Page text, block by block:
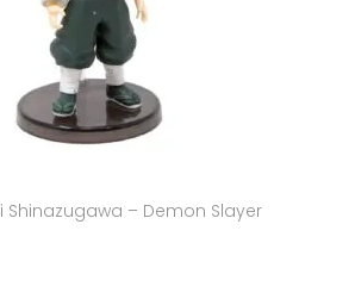
Shinazugawa – Demon Slayer